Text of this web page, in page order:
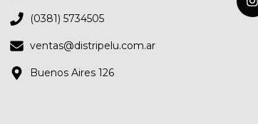
(0381) 5734505
ventas@distripelu.com.ar
Buenos Aires 126